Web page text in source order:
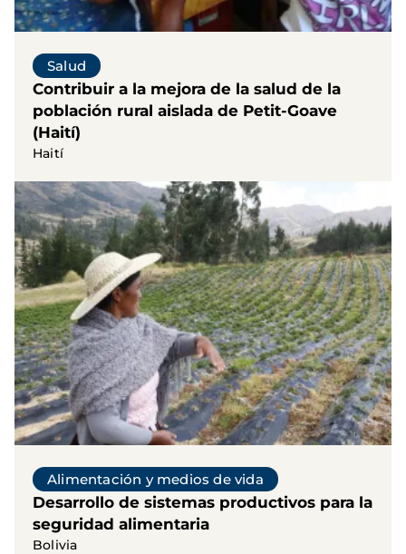
Salud
Contribuir a la mejora de la salud de la
población rural aislada de Petit-Goave
(Haití)
Haití
Alimentación y medios de vida
Desarrollo de sistemas productivos para la
seguridad alimentaria
Bolivia